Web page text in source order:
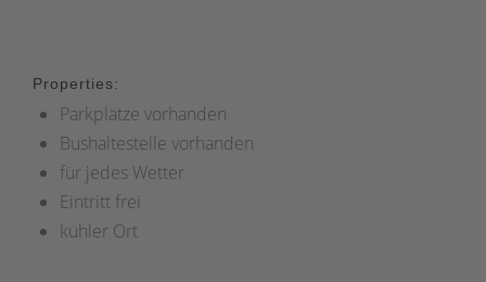
Properties:
Parkplätze vorhanden
Bushaltestelle vorhanden
für jedes Wetter
Eintritt frei
kühler Ort